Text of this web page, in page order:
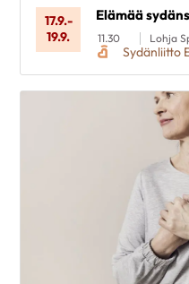
17.9.-
19.9.
Elämää
11.30 Lohja
Sydänliitto